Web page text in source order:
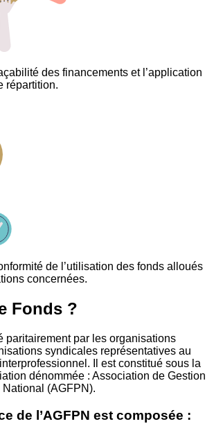
des financements et l’application
répartition.
de l’utilisation des fonds alloués
concernées.
Fonds ?
paritairement par les organisations
syndicales représentatives au
Il est constitué sous la
dénommée : Association de Gestion
(AGFPN).
de l’AGFPN est composée :